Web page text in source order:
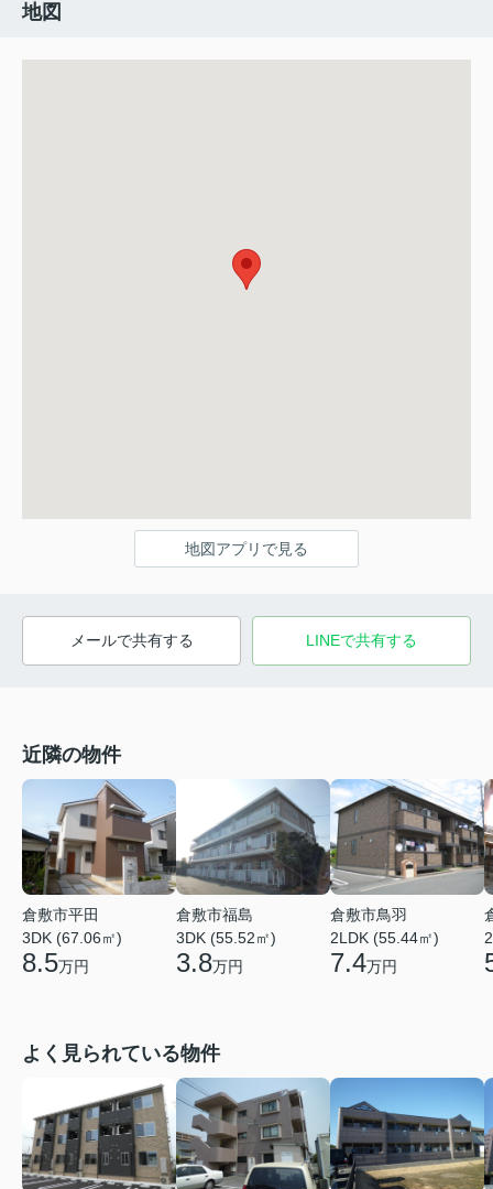
地図
地図アプリで見る
メールで共有する LINEで共有する
近隣の物件
倉敷市平田
3DK (67.06㎡)
8.5万円
倉敷市福島
3DK (55.52㎡)
3.8万円
倉敷市鳥羽
2LDK (55.44㎡)
7.4万円
よく見られている物件